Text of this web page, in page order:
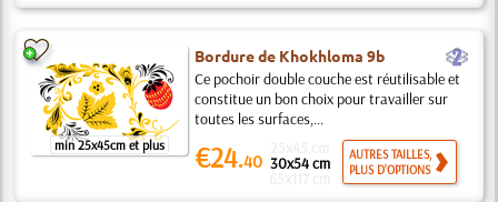
min 25x45cm et plus
Bordure de Khokhloma 9b b
Ce pochoir double couche est réutilisable et
constitue un bon choix pour travailler sur
toutes les surfaces,...
€24.40 30x54 cm
AUTRES TAILLES,
PLUS D'OPTIONS